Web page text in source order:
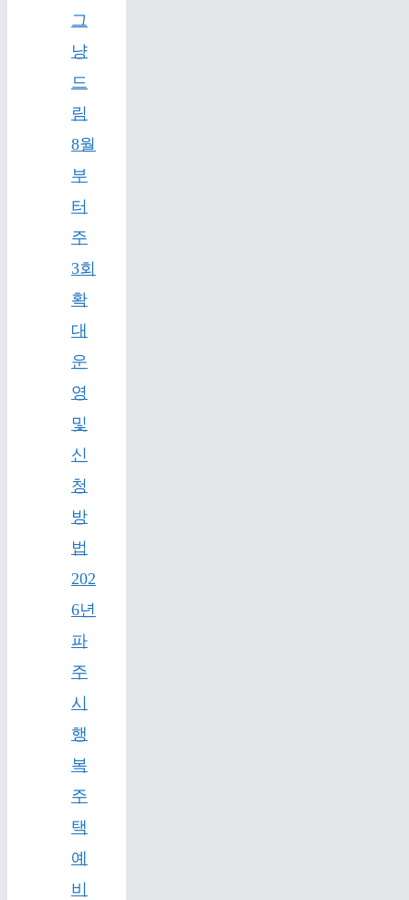
그
냥
드
림
8월
부
터
주
3회
확
대
운
영
및
신
청
방
법
202
6년
파
주
시
행
복
주
택
예
비